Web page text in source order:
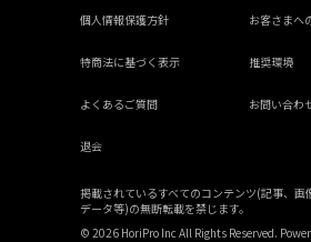
個人情報保護方針 お客さまへ
特商法に基づく表示 推奨環境
よくあるご質問 お問い合わ
退会
掲載されているすべてのコンテンツ(記事、画
データ等)の無断転載を禁じます。
© 2026 HoriPro Inc All Rights Reserved.